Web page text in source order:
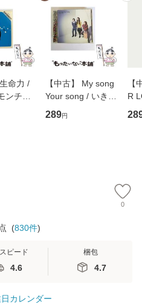
命力 /
ンチー /
コード
ル便送
【中古】 My song
Your song / いきも
のがかり / [CD]
【メール便送料無
289円
【
R
産
0
点 (830件)
ピード
4.6
梱包
4.7
カレンダー